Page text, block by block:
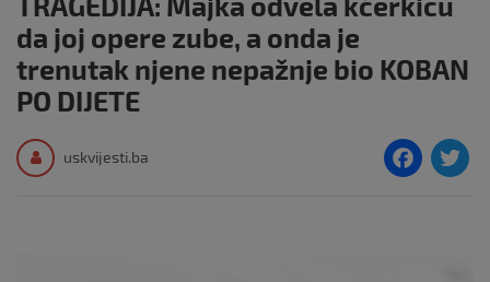
da joj opere zube, a onda je
trenutak njene nepažnje bio KOBAN
PO DIJETE
uskvijesti.ba
F